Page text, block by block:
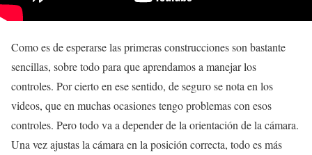
Como es de esperarse las primeras construcciones son bastante
sencillas, sobre todo para que aprendamos a manejar los
controles. Por cierto en ese sentido, de seguro se nota en los
videos, que en muchas ocasiones tengo problemas con esos
controles. Pero todo va a depender de la orientación de la cámara.
Una vez ajustas la cámara en la posición correcta, todo es más